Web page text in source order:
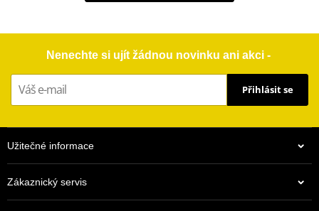
Nenechte si ujít žádnou novinku ani akci -
Přihlásit se
Užitečné informace
Zákaznický servis